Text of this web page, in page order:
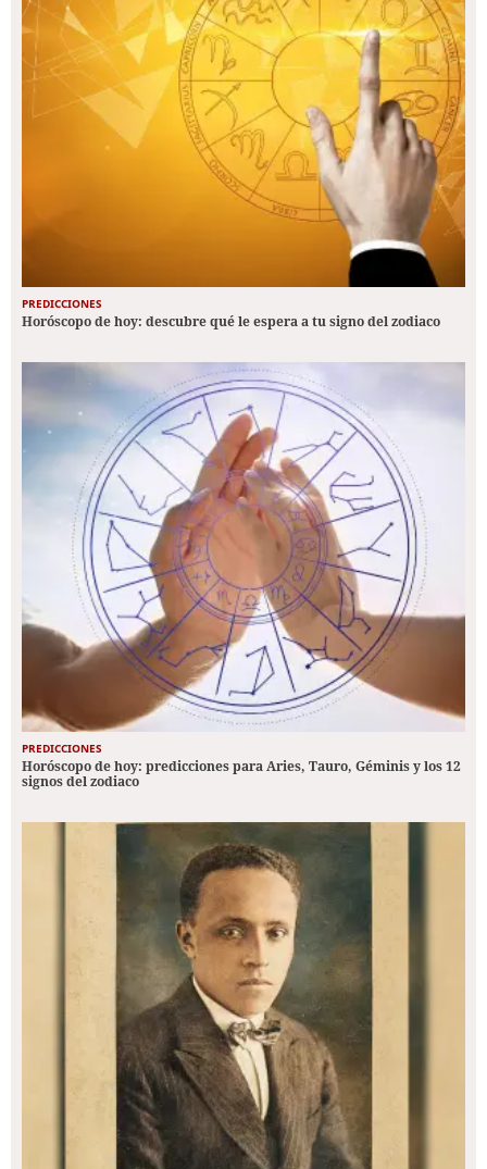
PREDICCIONES
Horóscopo de hoy: descubre qué le espera a tu signo del zodiaco
PREDICCIONES
Horóscopo de hoy: predicciones para Aries, Tauro, Géminis y los 12
signos del zodiaco